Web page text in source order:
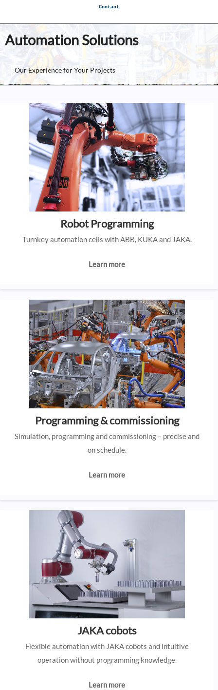
Contact
Automation Solutions
Our Experience for Your Projects
Robot Programming
Turnkey automation cells with ABB, KUKA and JAKA.
Learn more
Programming & commissioning
Simulation, programming and commissioning – precise and
on schedule.
Learn more
JAKA cobots
Flexible automation with JAKA cobots and intuitive
operation without programming knowledge.
Learn more